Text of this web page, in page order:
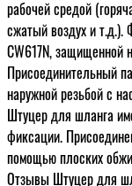
рабочей средой
сжатый воздух и т.д.).
CW617N, защищенной
Присоединительный
наружной резьбой с
Штуцер для шланга
фиксации.
помощью плоских
Отзывы Штуцер для